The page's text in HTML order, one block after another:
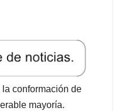
conformación de
mayoría.